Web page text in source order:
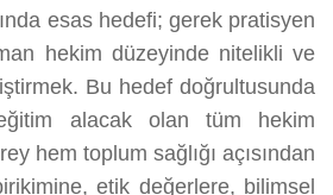
esas hedefi; gerek pratisyen
hekim düzeyinde nitelikli ve
Bu hedef doğrultusunda
alacak olan tüm hekim
hem toplum sağlığı açısından
etik değerlere, bilimsel